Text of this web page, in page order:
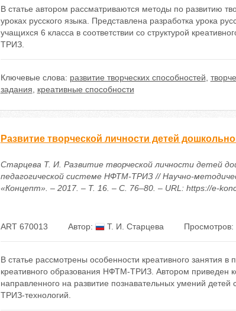
В статье автором рассматриваются методы по развитию
уроках русского языка. Представлена разработка урока
учащихся 6 класса в соответствии со структурой
ТРИЗ.
Ключевые слова: развитие творческих способностей
задания
креативные способности
Развитие творческой личности детей
Старцева Т. И. Развитие творческой личности детей
педагогической системе НФТМ-ТРИЗ // Научно-
«Концепт». – 2017. – Т. 16. – С. 76–80. – URL: https://e-
ART 670013 Автор: Т. И. Старцева Просмотров:
В статье рассмотрены особенности креативного занятия
креативного образования НФТМ-ТРИЗ. Автором приведен
направленного на развитие познавательных умений
ТРИЗ-технологий.